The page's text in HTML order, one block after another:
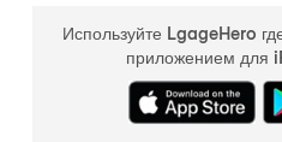
Используйте LgageHero
приложением для